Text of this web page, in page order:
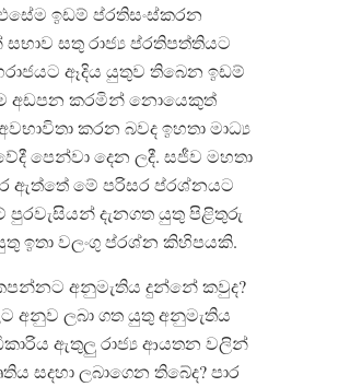
ඉඩම් ප්රතිසංස්කරන
සතු රාජ්‍ය ප්රතිපත්තියට
ඈදිය යුතුව තිබෙන ඉඩම්
අඩපන කරමින් නොයෙකුත්
කරන බවද ඉහතා මාධ්‍ය
පෙන්වා දෙන ලදී. සජීව මහතා
ඇත්තේ මේ පරිසර ප්රශ්නයට
පුරවැසියන් දැනගත යුතු පිළිතුරු
ඉතා වලංගු ප්රශ්න කිහිපයකි.
අනුමැතිය දුන්නේ කවුද?
අනුව ලබා ගත යුතු අනුමැතිය
ඇතුලු රාජ්‍ය ආයතන වලින්
සදහා ලබාගෙන තිබේද? පාර